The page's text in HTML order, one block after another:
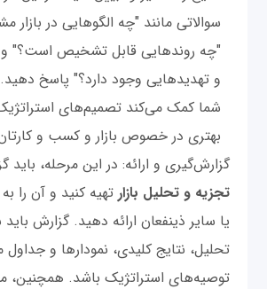
سوالاتی مانند "چه الگوهایی در بازار
"چه روندهایی قابل تشخیص است؟"
و تهدیدهایی وجود دارد؟" پاسخ دهید.
شما کمک می‌کند تصمیم‌های
بهتری در خصوص بازار و کسب و
گزارش‌گیری و ارائه: در این مرحله، باید
تجزیه و تحلیل بازار تهیه کنید و آن را
یا سایر ذینفعان ارائه دهید. گزارش
تحلیل، نتایج کلیدی، نمودارها و جداول
توصیه‌های استراتژیک باشد. همچنین،